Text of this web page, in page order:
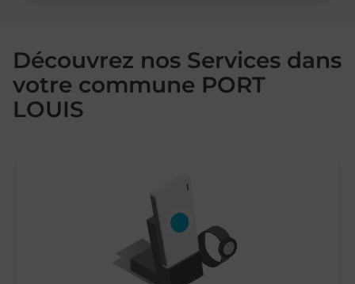
Découvrez nos Services dans
votre commune PORT
LOUIS